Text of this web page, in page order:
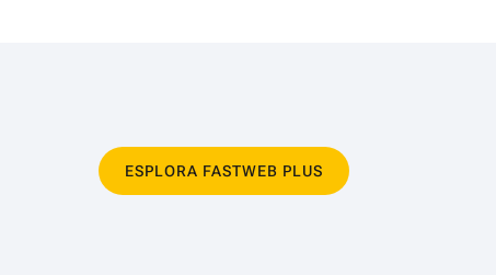
ESPLORA FASTWEB PLUS